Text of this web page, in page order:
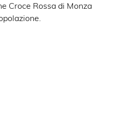
Croce Rossa di Monza